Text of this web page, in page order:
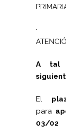
·
A tal
El
para
03/02